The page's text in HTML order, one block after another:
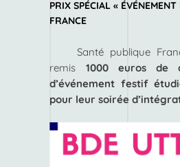
PRIX SPÉCIAL «
FRANCE
Santé publique
remis 1000 euros de
d’événement festif
pour leur soirée